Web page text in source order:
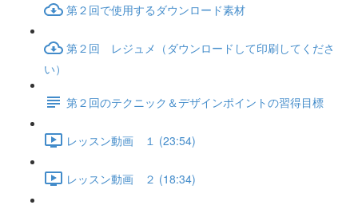
第２回で使用するダウンロード素材
第２回 レジュメ（ダウンロードして印刷してくださ
い）
第２回のテクニック＆デザインポイントの習得目標
レッスン動画 １ (23:54)
レッスン動画 ２ (18:34)